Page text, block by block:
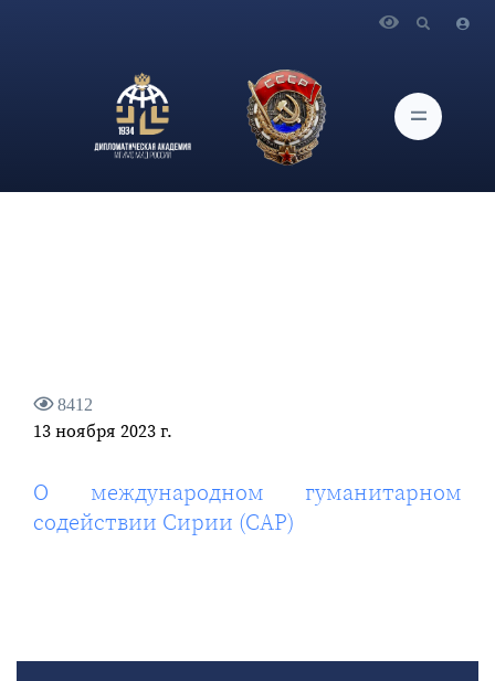
8412
13 ноября 2023 г.
О международном гуманитарном
содействии Сирии (САР)